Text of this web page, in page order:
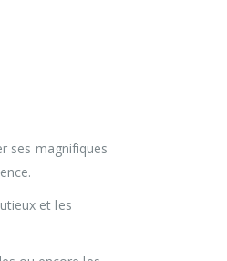
ses magnifiques
et les